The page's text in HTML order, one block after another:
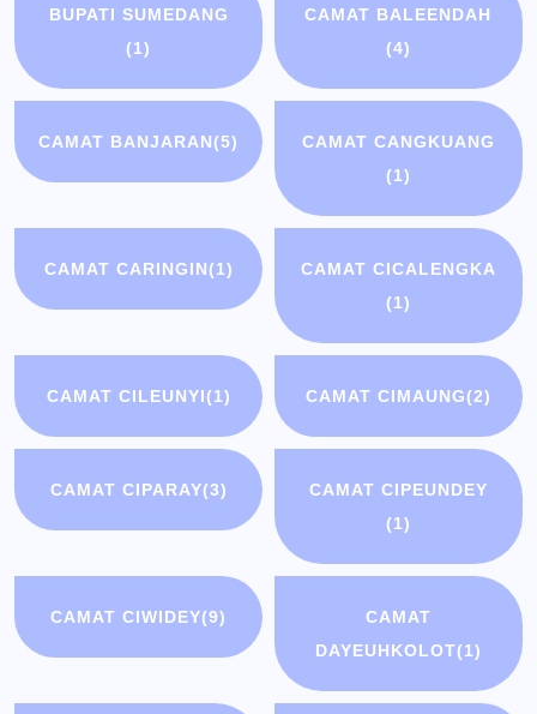
BUPATI SUMEDANG
(1)
CAMAT BALEENDAH
(4)
CAMAT BANJARAN(5)
CAMAT CANGKUANG
(1)
CAMAT CARINGIN(1)
CAMAT CICALENGKA
(1)
CAMAT CILEUNYI(1) CAMAT CIMAUNG(2)
CAMAT CIPARAY(3)
CAMAT CIPEUNDEY
(1)
CAMAT CIWIDEY(9)
CAMAT
DAYEUHKOLOT(1)